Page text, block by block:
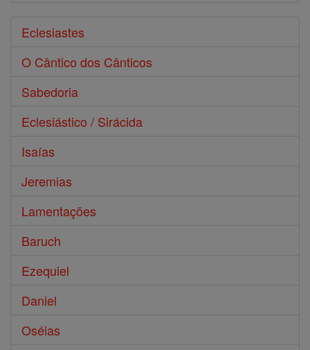
Eclesiastes
O Cântico dos Cânticos
Sabedoria
Eclesiástico / Sirácida
Isaías
Jeremias
Lamentações
Baruch
Ezequiel
Daniel
Oséias